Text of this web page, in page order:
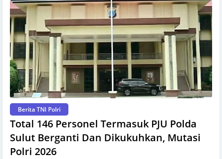
Berita TNI Polri
Total 146 Personel Termasuk PJU Polda
Sulut Berganti Dan Dikukuhkan, Mutasi
Polri 2026